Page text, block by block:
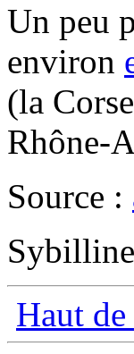
Un peu
environ
(la
Rhône-
Source :
Haut de